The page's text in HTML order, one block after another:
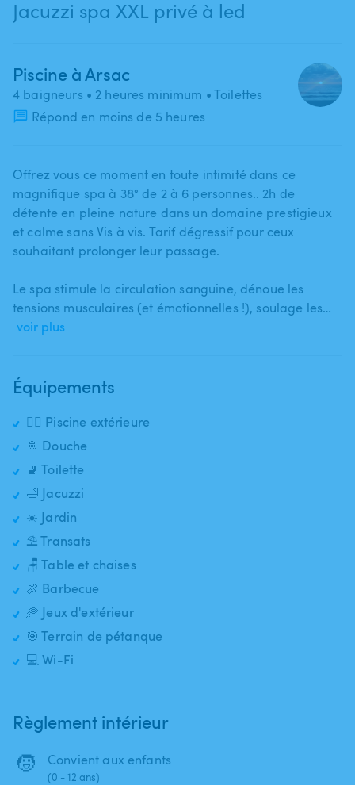
Jacuzzi spa XXL privé à led
Piscine à Arsac
4 baigneurs • 2 heures minimum • Toilettes
Répond en moins de 5 heures
Offrez vous ce moment en toute intimité dans ce
magnifique spa à 38° de 2 à 6 personnes.. 2h de
détente en pleine nature dans un domaine prestigieux
et calme sans Vis à vis. Tarif dégressif pour ceux
souhaitant prolonger leur passage.
Le spa stimule la circulation sanguine​,​ dénoue les
tensions musculaires (et émotionnelles !)​,​ soulage les…
voir plus
Équipements
🏊‍♂️ Piscine extérieure
🚿 Douche
🚽 Toilette
🛁 Jacuzzi
☀️ Jardin
⛱️ Transats
🪑 Table et chaises
🍖 Barbecue
🥏 Jeux d'extérieur
🎯 Terrain de pétanque
💻 Wi-Fi
Règlement intérieur
🧒 Convient aux enfants
(0 - 12 ans)